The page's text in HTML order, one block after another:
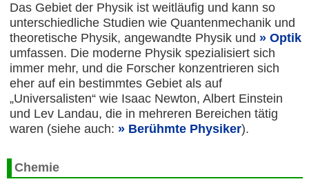
Das Gebiet der Physik ist weitläufig und kann so
unterschiedliche Studien wie Quantenmechanik und
theoretische Physik, angewandte Physik und
Optik
umfassen. Die moderne Physik spezialisiert sich
immer mehr, und die Forscher konzentrieren sich
eher auf ein bestimmtes Gebiet als auf
„Universalisten“ wie Isaac Newton, Albert Einstein
und Lev Landau, die in mehreren Bereichen tätig
waren (siehe auch:
Berühmte Physiker).
Chemie